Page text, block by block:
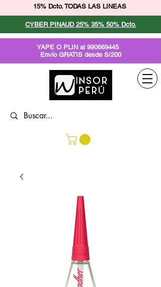
15% Dcto. TODAS LAS LINEAS
CYBER PINAUD 25% 35% 50% Dcto.
YAPE O PLIN al 990669445
Envío GRATIS desde S/200